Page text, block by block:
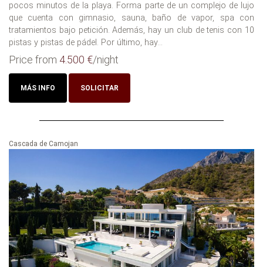
pocos minutos de la playa. Forma parte de un complejo de lujo
que cuenta con gimnasio, sauna, baño de vapor, spa con
tratamientos bajo petición. Además, hay un club de tenis con 10
pistas y pistas de pádel. Por último, hay...
Price from 4.500 €/night
MÁS INFO SOLICITAR
Cascada de Camojan